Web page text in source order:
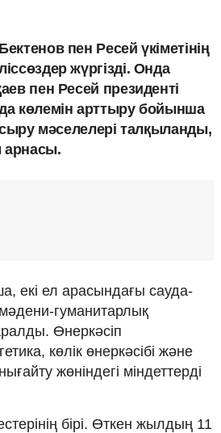
пен Ресей үкіметінің
жүргізді. Онда
пен Ресей президенті
көлемін арттыру бойынша
мәселелері талқыланды,
арнасы.
екі ел арасындағы сауда-
гуманитарлық
Өнеркәсіп
көлік өнеркәсібі және
жөніндегі міндеттерді
бірі. Өткен жылдың 11